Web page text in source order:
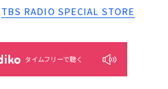
TBS RADIO SPECIAL STORE
タイムフリーで聴く